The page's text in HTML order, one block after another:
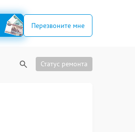
Перезвоните мне
Статус ремонта